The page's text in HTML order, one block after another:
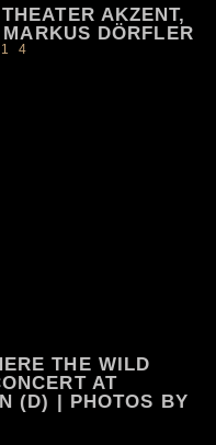
AKZENT,
DÖRFLER
THE WILD
AT
(D) | PHOTOS BY